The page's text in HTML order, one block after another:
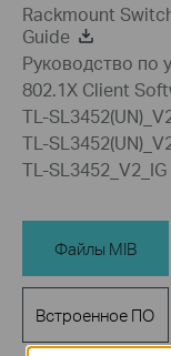
Rackmount
Guide
Руководство по
802.1X Client
TL-
TL-
TL-SL3452_V2_IG
Файлы MIB
Встроенное ПО